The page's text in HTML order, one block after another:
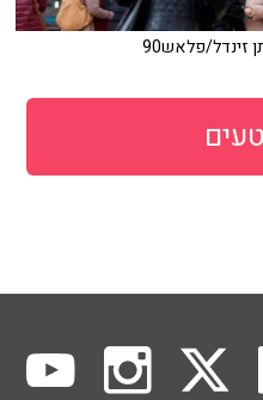
זינדל/פלאש90